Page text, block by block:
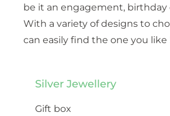
Silver Jewellery
Gift box
be it an engagement, birthday
With a variety of designs to
can easily find the one you like